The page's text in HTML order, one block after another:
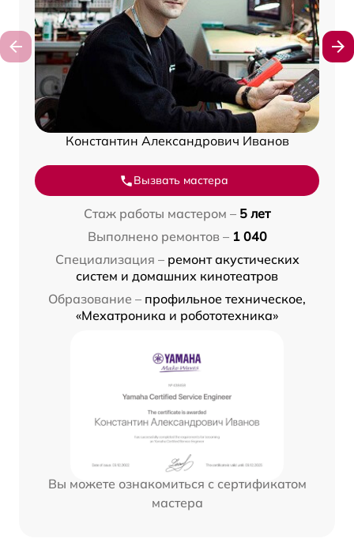
Константин Александрович Иванов
Вызвать мастера
Стаж работы мастером – 5 лет
Выполнено ремонтов – 1 040
Специализация – ремонт акустических
систем и домашних кинотеатров
Образование – профильное техническое,
«Мехатроника и робототехника»
Вы можете ознакомиться с сертификатом
мастера